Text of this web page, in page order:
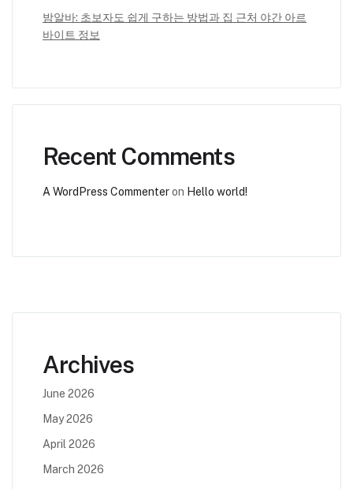
밤알바: 초보자도 쉽게 구하는 방법과 집 근처 야간 아르
바이트 정보
Recent Comments
A WordPress Commenteron Hello world!
Archives
June 2026
May 2026
April 2026
March 2026